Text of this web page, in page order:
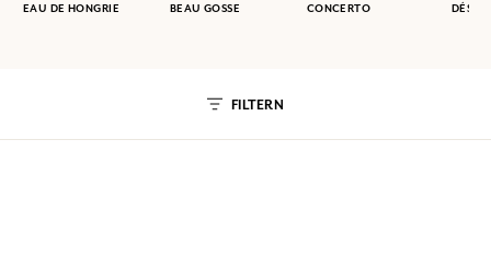
EAU DE HONGRIE BEAU GOSSE CONCERTO
FILTERN